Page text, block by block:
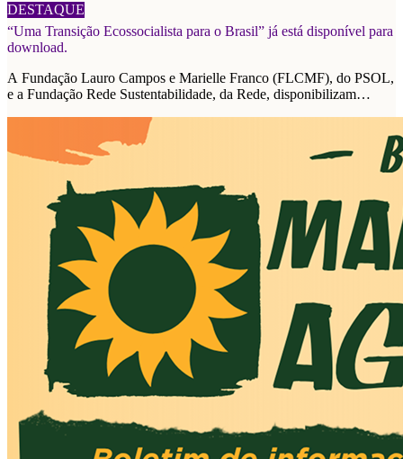
DESTAQUE
06/08/2026
“Uma Transição Ecossocialista para o Brasil” já está disponível para
download.
A Fundação Lauro Campos e Marielle Franco (FLCMF), do PSOL,
e a Fundação Rede Sustentabilidade, da Rede, disponibilizam